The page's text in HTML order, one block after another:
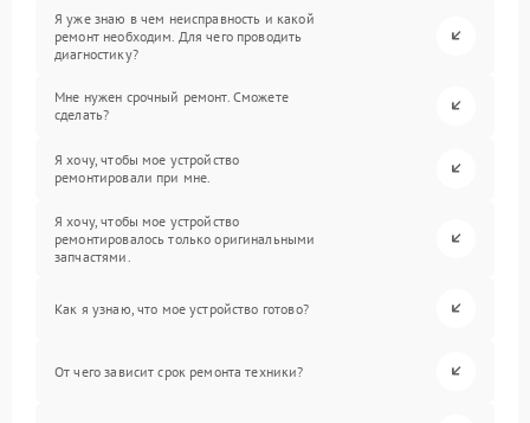
Я уже знаю в чем неисправность и какой
ремонт необходим. Для чего проводить
диагностику?
Мне нужен срочный ремонт. Сможете
сделать?
Я хочу, чтобы мое устройство
ремонтировали при мне.
Я хочу, чтобы мое устройство
ремонтировалось только оригинальными
запчастями.
Как я узнаю, что мое устройство готово?
От чего зависит срок ремонта техники?